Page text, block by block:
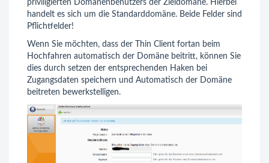
priviligierten Domänenbenutzers der Zieldomäne. Hierbei
handelt es sich um die Standarddomäne. Beide Felder sind
Pflichtfelder!
Wenn Sie möchten, dass der Thin Client fortan beim
Hochfahren automatisch der Domäne beitritt, können Sie
dies durch setzen der entsprechenden Haken bei
Zugangsdaten speichern und Automatisch der Domäne
beitreten bewerkstelligen.